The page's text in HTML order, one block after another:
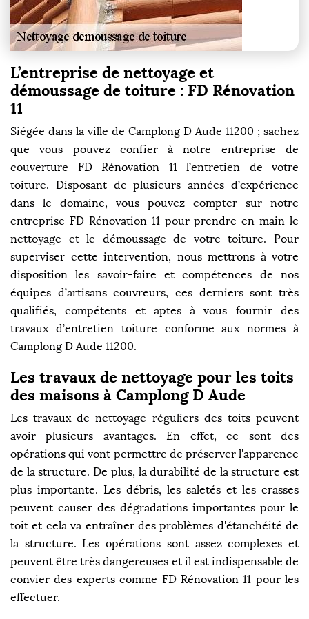
L’entreprise de nettoyage et
démoussage de toiture : FD Rénovation
11
Siégée dans la ville de Camplong D Aude 11200 ; sachez
que vous pouvez confier à notre entreprise de
couverture FD Rénovation 11 l’entretien de votre
toiture. Disposant de plusieurs années d’expérience
dans le domaine, vous pouvez compter sur notre
entreprise FD Rénovation 11 pour prendre en main le
nettoyage et le démoussage de votre toiture. Pour
superviser cette intervention, nous mettrons à votre
disposition les savoir-faire et compétences de nos
équipes d’artisans couvreurs, ces derniers sont très
qualifiés, compétents et aptes à vous fournir des
travaux d’entretien toiture conforme aux normes à
Camplong D Aude 11200.
Les travaux de nettoyage pour les toits
des maisons à Camplong D Aude
Les travaux de nettoyage réguliers des toits peuvent
avoir plusieurs avantages. En effet, ce sont des
opérations qui vont permettre de préserver l'apparence
de la structure. De plus, la durabilité de la structure est
plus importante. Les débris, les saletés et les crasses
peuvent causer des dégradations importantes pour le
toit et cela va entraîner des problèmes d'étanchéité de
la structure. Les opérations sont assez complexes et
peuvent être très dangereuses et il est indispensable de
convier des experts comme FD Rénovation 11 pour les
effectuer.